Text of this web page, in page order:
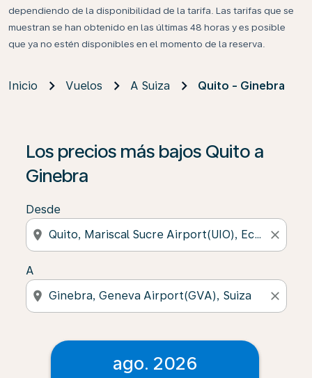
dependiendo de la disponibilidad de la tarifa. Las tarifas que se
muestran se han obtenido en las últimas 48 horas y es posible
que ya no estén disponibles en el momento de la reserva.
Inicio Vuelos A Suiza Quito - Ginebra
Los precios más bajos Quito a
Ginebra
Desde
location_on close
A
location_on close
ago. 2026